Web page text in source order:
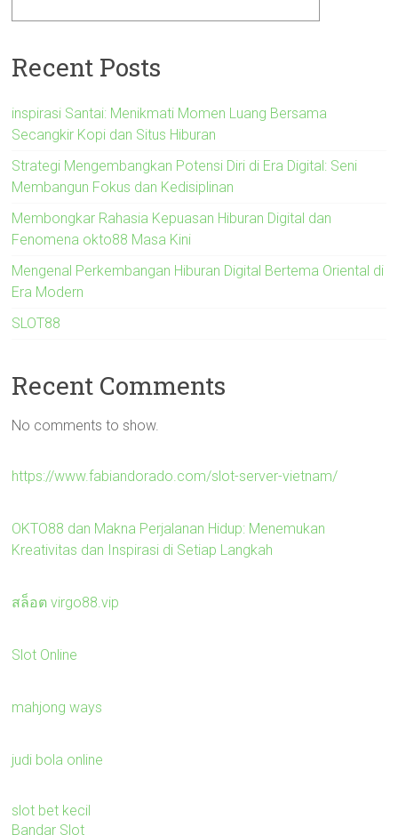
Recent Posts
inspirasi Santai: Menikmati Momen Luang Bersama
Secangkir Kopi dan Situs Hiburan
Strategi Mengembangkan Potensi Diri di Era Digital: Seni
Membangun Fokus dan Kedisiplinan
Membongkar Rahasia Kepuasan Hiburan Digital dan
Fenomena okto88 Masa Kini
Mengenal Perkembangan Hiburan Digital Bertema Oriental di
Era Modern
SLOT88
Recent Comments
No comments to show.
https://www.fabiandorado.com/slot-server-vietnam/
OKTO88 dan Makna Perjalanan Hidup: Menemukan
Kreativitas dan Inspirasi di Setiap Langkah
สล็อต virgo88.vip
Slot Online
mahjong ways
judi bola online
slot bet kecil
Bandar Slot